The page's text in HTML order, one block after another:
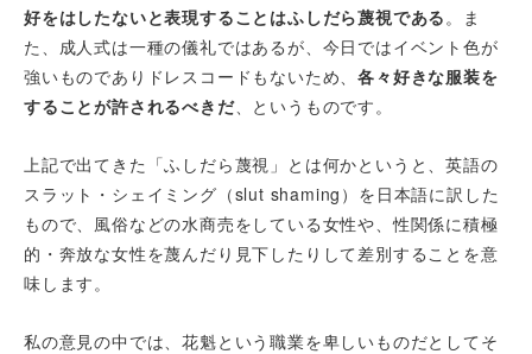
好をはしたないと表現することはふしだら蔑視である 。ま
た、成人式は一種の儀礼ではあるが、今日ではイベント色が
強いものでありドレスコードもないため、各々好きな服装を
することが許されるべきだ、というものです。
上記で出てきた「ふしだら蔑視」とは何かというと、英語の
スラット・シェイミング（slut shaming）を日本語に訳した
もので、風俗などの水商売をしている女性や、性関係に積極
的・奔放な女性を蔑んだり見下したりして差別することを意
味します。
私の意見の中では、花魁という職業を卑しいものだとしてそ